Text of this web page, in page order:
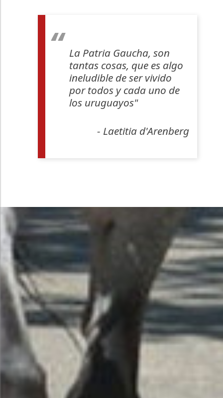
La Patria Gaucha, son
tantas cosas, que es algo
ineludible de ser vivido
por todos y cada uno de
los uruguayos"
- Laetitia d'Arenberg